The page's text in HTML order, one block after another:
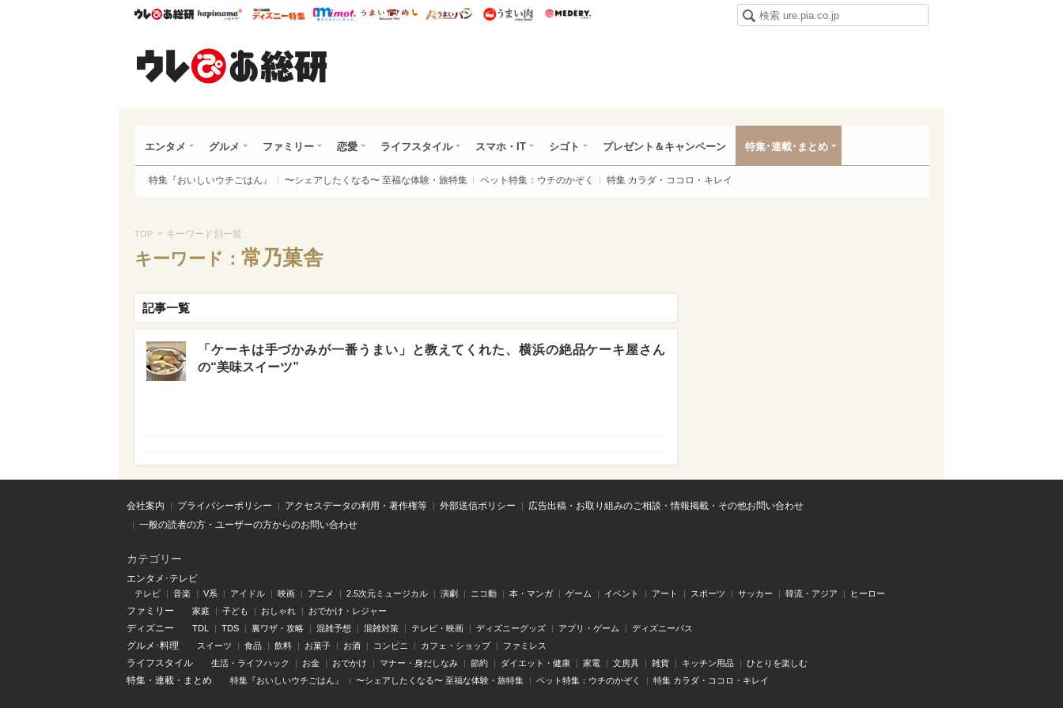
ウレぴあ総研ハピママ* ウレぴあ総研 ディズニー特集
mimot. うまいめし うまいパン うまい肉
エンタメ グルメ ファミリー 恋愛 ライフスタイル スマホ・IT シゴト プレゼント＆キャンペーン 特集･連載･まとめ
特集『おいしいウチごはん』 〜シェアしたくなる〜 至福な体験・旅特集 ペット特集：ウチのかぞく 特集 カラダ・ココロ・キレイ
TOP > キーワード別一覧
キーワード： 常乃菓舎
記事一覧
「ケーキは手づかみが一番うまい」と教えてくれた、横浜の絶品ケーキ屋さん
の“美味スイーツ”
会社案内 プライバシーポリシー アクセスデータの利用・著作権等 外部送信ポリシー
広告出稿・お取り組みのご相談・情報掲載・その他お問い合わせ
一般の読者の方・ユーザーの方からのお問い合わせ
カテゴリー
エンタメ･テレビ
テレビ 音楽 V系 アイドル 映画 アニメ 2.5次元ミュージカル 演劇 ニコ動 本・マンガ ゲーム イベント アート スポーツ サッカー 韓流・アジア ヒーロー
ファミリー 家庭 子ども おしゃれ おでかけ・レジャー
ディズニー TDL TDS 裏ワザ・攻略 混雑予想 混雑対策 テレビ・映画 ディズニーグッズ アプリ・ゲーム ディズニーパス
グルメ･料理 スイーツ 食品 飲料 お菓子 お酒 コンビニ カフェ・ショップ ファミレス
ライフスタイル 生活・ライフハック お金 おでかけ マナー・身だしなみ 節約 ダイエット・健康 家電 文房具 雑貨 キッチン用品 ひとりを楽しむ
特集 ・ 連載 ・ まとめ 特集『おいしいウチごはん』 〜シェアしたくなる〜 至福な体験・旅特集 ペット特集：ウチのかぞく 特集 カラダ・ココロ・キレイ